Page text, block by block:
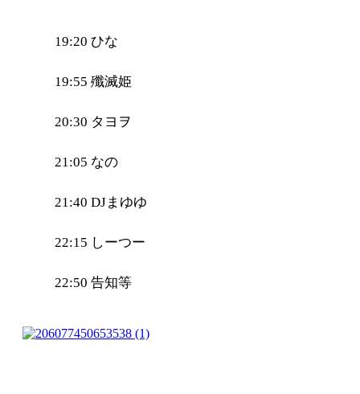
19:20 ひな
19:55 殲滅姫
20:30 タヨヲ
21:05 なの
21:40 DJまゆゆ
22:15 しーつー
22:50 告知等